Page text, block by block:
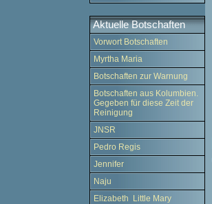
Aktuelle Botschaften
Vorwort Botschaften
Myrtha Maria
Botschaften zur Warnung
Botschaften aus Kolumbien.
Gegeben für diese Zeit der
Reinigung
JNSR
Pedro Regis
Jennifer
Naju
Elizabeth Little Mary